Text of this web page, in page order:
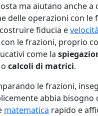
ma aiutano anche a
delle operazioni con le
fiducia evelocità
le frazioni, proprio
come la
o calcoli di matrici.
le frazioni,
abbia
matematica rapido e